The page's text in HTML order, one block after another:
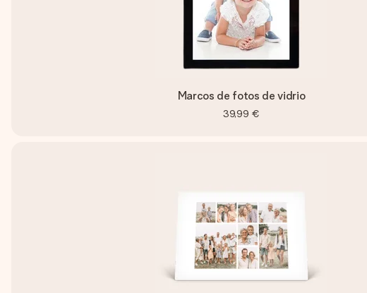
Marcos de fotos de vidrio
39,99 €